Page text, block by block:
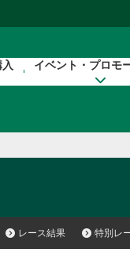
イベント・プロモ
レース結果 特別レ